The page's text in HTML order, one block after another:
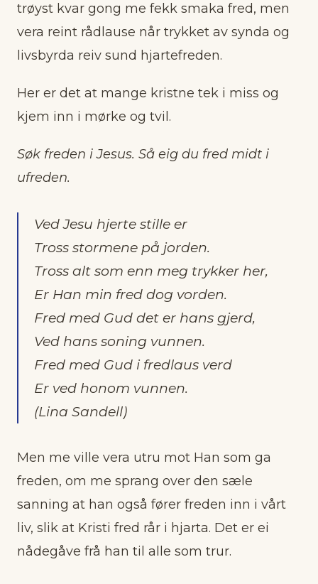
trøyst kvar gong me fekk smaka fred, men
vera reint rådlause når trykket av synda og
livsbyrda reiv sund hjartefreden.
Her er det at mange kristne tek i miss og
kjem inn i mørke og tvil.
Søk freden i Jesus. Så eig du fred midt i
ufreden.
Ved Jesu hjerte stille er
Tross stormene på jorden.
Tross alt som enn meg trykker her,
Er Han min fred dog vorden.
Fred med Gud det er hans gjerd,
Ved hans soning vunnen.
Fred med Gud i fredlaus verd
Er ved honom vunnen.
(Lina Sandell)
Men me ville vera utru mot Han som ga
freden, om me sprang over den sæle
sanning at han også fører freden inn i vårt
liv, slik at Kristi fred rår i hjarta. Det er ei
nådegåve frå han til alle som trur.